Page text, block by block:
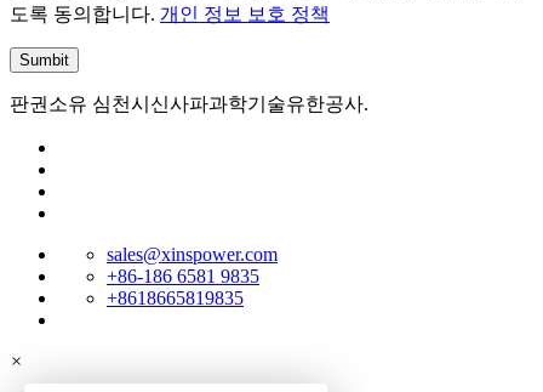
도록 동의합니다. 개인 정보 보호 정책
판권소유 심천시신사파과학기술유한공사.
sales@xinspower.com
+86-186 6581 9835
+8618665819835
×